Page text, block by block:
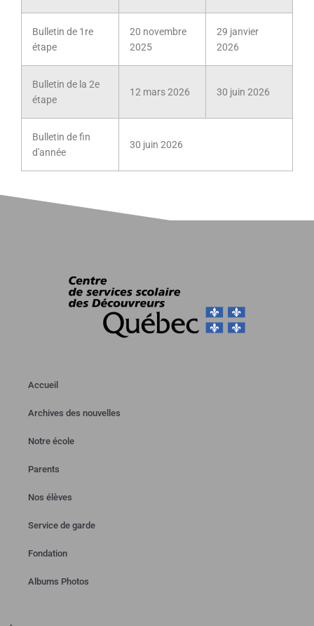
Bulletin de 1re
étape
20 novembre
2025
29 janvier
2026
Bulletin de la 2e
étape
12 mars 2026 30 juin 2026
Bulletin de fin
d'année
30 juin 2026
Accueil
Archives des nouvelles
Notre école
Parents
Nos élèves
Service de garde
Fondation
Albums Photos